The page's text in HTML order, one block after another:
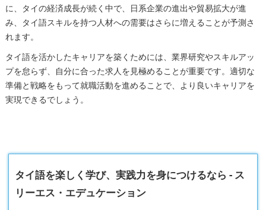
に、タイの経済成長が続く中で、日系企業の進出や貿易拡大が進
み、タイ語スキルを持つ人材への需要はさらに増えることが予測さ
れます。
タイ語を活かしたキャリアを築くためには、業界研究やスキルアッ
プを怠らず、自分に合った求人を見極めることが重要です。適切な
準備と戦略をもって就職活動を進めることで、より良いキャリアを
実現できるでしょう。
タイ語を楽しく学び、実践力を身につけるなら - ス
リーエス・エデュケーション